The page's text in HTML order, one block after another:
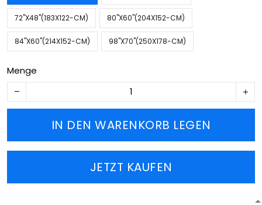
72''X48''(183X122-CM) 80''X60''(204X152-CM)
84''X60''(214X152-CM) 98''X70''(250X178-CM)
Menge
IN DEN WARENKORB LEGEN
JETZT KAUFEN